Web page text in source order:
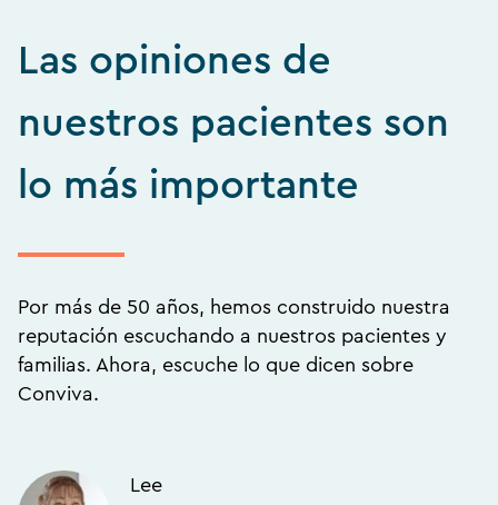
Las opiniones de
nuestros pacientes son
lo más importante
Por más de 50 años, hemos construido nuestra
reputación escuchando a nuestros pacientes y
familias. Ahora, escuche lo que dicen sobre
Conviva.
Lee